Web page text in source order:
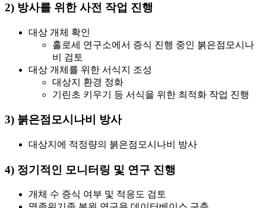
2) 방사를 위한 사전 작업 진행
대상 개체 확인
홀로세 연구소에서 증식 진행 중인 붉은점모시나
비 검토
대상 개체를 위한 서식지 조성
대상지 환경 정화
기린초 키우기 등 서식을 위한 최적화 작업 진행
3) 붉은점모시나비 방사
대상지에 적정량의 붉은점모시나비 방사
4) 정기적인 모니터링 및 연구 진행
개체 수 증식 여부 및 적응도 검토